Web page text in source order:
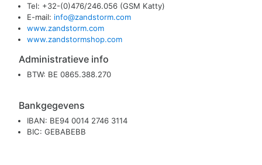
Tel: +32-(0)476/246.056 (GSM Katty)
E-mail: info@zandstorm.com
www.zandstorm.com
www.zandstormshop.com
Administratieve info
BTW: BE 0865.388.270
Bankgegevens
IBAN: BE94 0014 2746 3114
BIC: GEBABEBB